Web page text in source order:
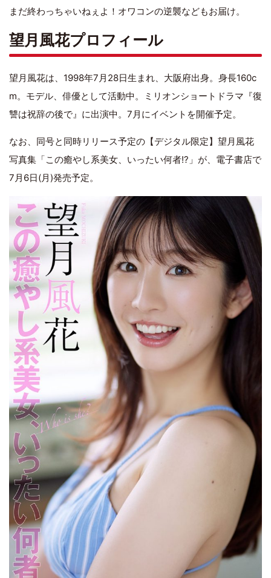
まだ終わっちゃいねぇよ！オワコンの逆襲などもお届け。
望月風花プロフィール
望月風花は、1998年7月28日生まれ、大阪府出身。身長160c
m。モデル、俳優として活動中。ミリオンショートドラマ『復
讐は祝辞の後で』に出演中。7月にイベントを開催予定。
なお、同号と同時リリース予定の【デジタル限定】望月風花
写真集「この癒やし系美女、いったい何者!?」が、電子書店で
7月6日(月)発売予定。